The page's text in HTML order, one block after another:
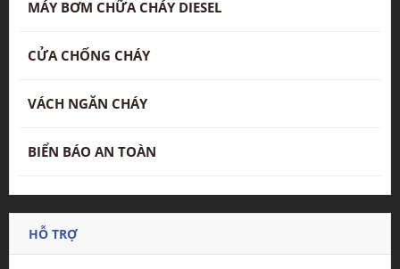
MÁY BƠM CHỮA CHÁY DIESEL
CỬA CHỐNG CHÁY
VÁCH NGĂN CHÁY
BIỂN BÁO AN TOÀN
HỖ TRỢ